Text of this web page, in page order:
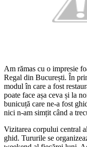
Am rămas cu o impresie
Regal din București. În
modul în care a fost
poate face așa ceva și la
bunicuță care ne-a fost
nici n-am simțit când a
Vizitarea corpului central
ghid. Tururile se